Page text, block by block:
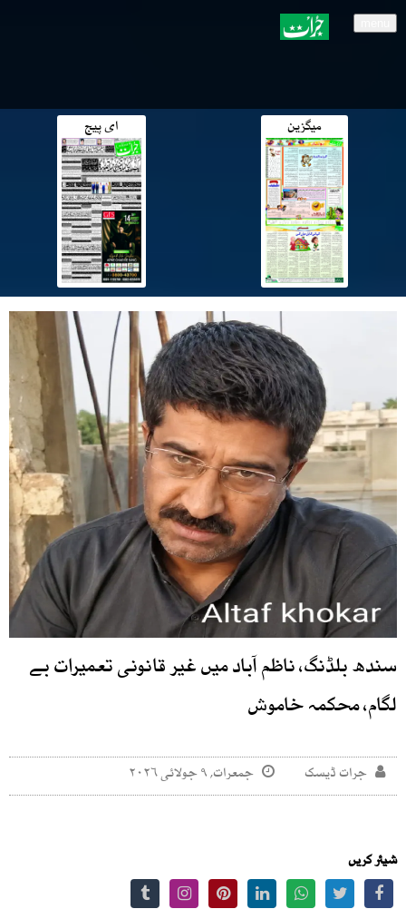
میگزین ای پیج
سندھ بلڈنگ، ناظم آباد میں غیر قانونی تعمیرات بے
لگام، محکمہ خاموش
جرات ڈیسک جمعرات, ۹ جولائی ۲۰۲۶
شیئر کریں